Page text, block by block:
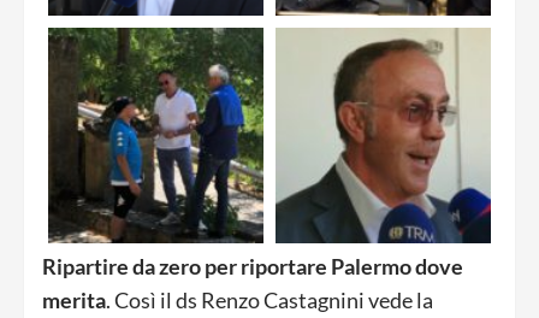
Ripartire da zero per riportare Palermo dove
merita. Così il ds Renzo Castagnini vede la